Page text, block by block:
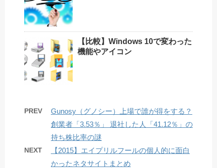
【比較】Windows 10で変わった
機能やアイコン
PREV
Gunosy（グノシー）上場で誰が得をする？
創業者「3.53％」 退社した人「41.12％」の
持ち株比率の謎
NEXT
【2015】エイプリルフールの個人的に面白
かったネタサイトまとめ